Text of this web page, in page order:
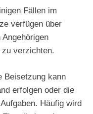
Fällen im
verfügen über
verzichten.
Beisetzung kann
erfolgen oder die
Häufig wird